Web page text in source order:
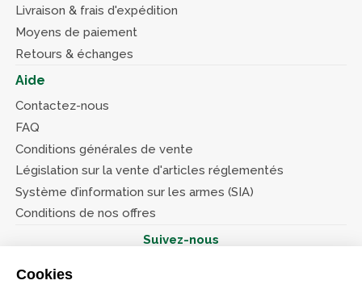
Cookies
Livraison & frais d'expédition
Moyens de paiement
Retours & échanges
Aide
Contactez-nous
FAQ
Conditions générales de vente
Législation sur la vente d'articles réglementés
Système d’information sur les armes (SIA)
Conditions de nos offres
Suivez-nous